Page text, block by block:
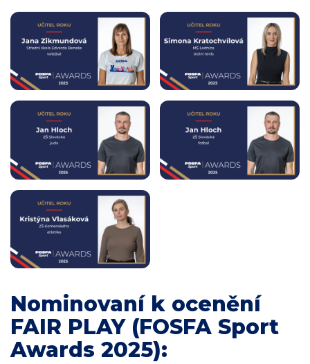
Nominovaní k ocenění
FAIR PLAY (FOSFA Sport
Awards 2025):